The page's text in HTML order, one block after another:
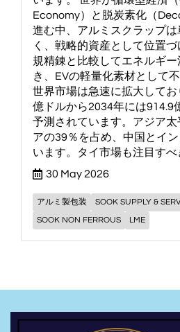
Economy）と脱炭素化（
進む中、アルミスクラップ
く、戦略的資産として位置
規精錬と比較してエネルギ
き、EVの軽量化素材として
世界市場は急速に拡大して
億ドルから2034年には914.9
予測されています。アジア太
アの39％を占め、中国とイ
います。タイ市場も注目すべ
30 May 2026
アルミ製包装
SOOK SUPPLY &
SOOK NON FERROUS
LME